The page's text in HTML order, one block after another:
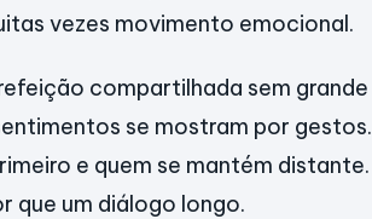
vezes movimento emocional.
compartilhada sem grande
se mostram por gestos.
e quem se mantém distante.
que um diálogo longo.